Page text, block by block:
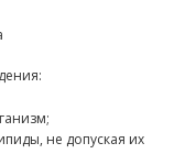
не допуская их